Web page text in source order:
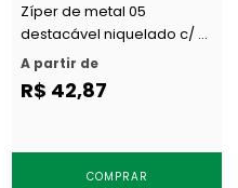
Zíper de metal 05
destacável niquelado c/ 2
cursores YKK RNMMR5
DA8LH c/ 1 un
A partir de
R$ 42,87
COMPRAR